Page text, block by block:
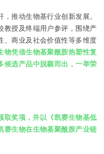
推动生物基行业创新发展。
教授及终端用户参评，围绕产
、商业及社会价值性等多维度
物凭借生物基聚酰胺热塑性复
候选产品中脱颖而出，一举荣
取奖项，并以《凯赛生物基低
赛生物在生物基聚酰胺产业链